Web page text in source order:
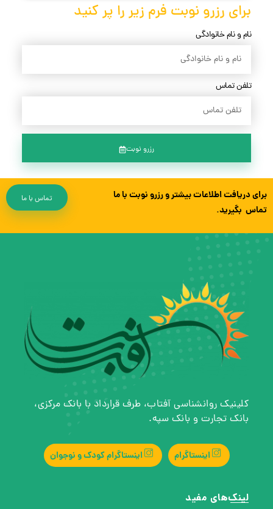
برای رزرو نوبت فرم زیر را پر کنید
نام و نام خانوادگی
تلفن تماس
رزرو نوبت
برای دریافت اطلاعات بیشتر و رزرو نوبت با ما
تماس بگیرید.
تماس با ما
کلینیک روانشناسی آفتاب، طرف قرارداد با بانک مرکزی،
بانک تجارت و بانک سپه.
اینستاگرام اینستاگرام کودک و نوجوان
لینک‌های مفید